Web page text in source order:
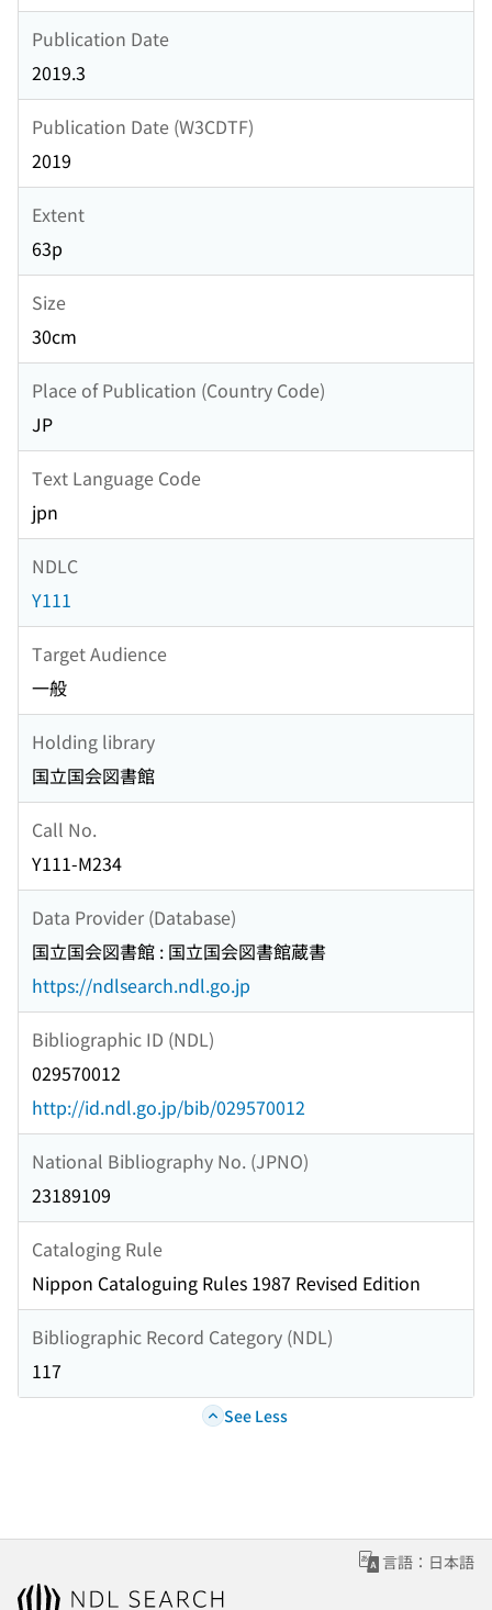
Publication Date
2019.3
Publication Date (W3CDTF)
2019
Extent
63p
Size
30cm
Place of Publication (Country Code)
JP
Text Language Code
jpn
NDLC
Y111
Target Audience
一般
Holding library
国立国会図書館
Call No.
Y111-M234
Data Provider (Database)
国立国会図書館 : 国立国会図書館蔵書
https://ndlsearch.ndl.go.jp
Bibliographic ID (NDL)
029570012
http://id.ndl.go.jp/bib/029570012
National Bibliography No. (JPNO)
23189109
Cataloging Rule
Nippon Cataloguing Rules 1987 Revised Edition
Bibliographic Record Category (NDL)
117
See Less
言語：日本語